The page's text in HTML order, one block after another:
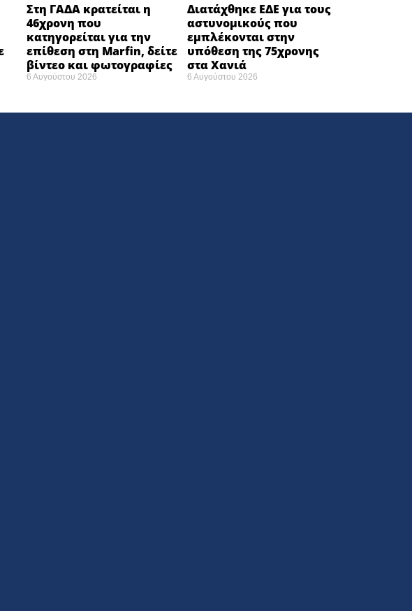
Στη ΓΑΔΑ κρατείται η
46χρονη που
κατηγορείται για την
επίθεση στη Marfin, δείτε
βίντεο και φωτογραφίες
6 Αυγούστου 2026
Διατάχθηκε ΕΔΕ για τους
αστυνομικούς που
εμπλέκονται στην
υπόθεση της 75χρονης
στα Χανιά
6 Αυγούστου 2026